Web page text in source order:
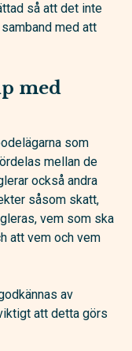
så att det inte
med att
med
som
mellan de
också andra
såsom skatt,
vem som ska
att vem och vem
av
att detta görs